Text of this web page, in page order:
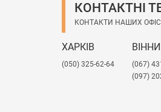
КОНТАКТНІ
КОНТАКТИ НАШИХ
ХАРКІВ
(050) 325-62-64
(067)
(097)